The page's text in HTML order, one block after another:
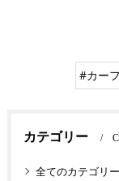
#カー
カテゴリー
全てのカテゴリー